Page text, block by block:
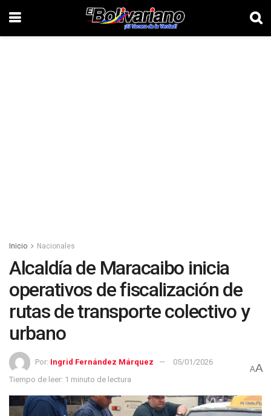
Inicio Nacionales
Alcaldía de Maracaibo inicia
operativos de fiscalización de
rutas de transporte colectivo y
urbano
Por: Ingrid Fernández Márquez
05/01/2026
Tiempo de leer: 1 minuto de lectura
AA